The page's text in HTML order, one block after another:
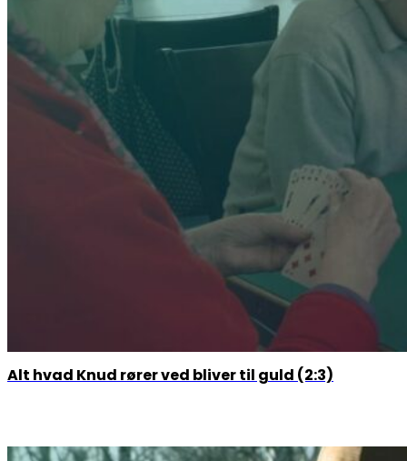
Alt hvad Knud rører ved bliver til guld (2:3)